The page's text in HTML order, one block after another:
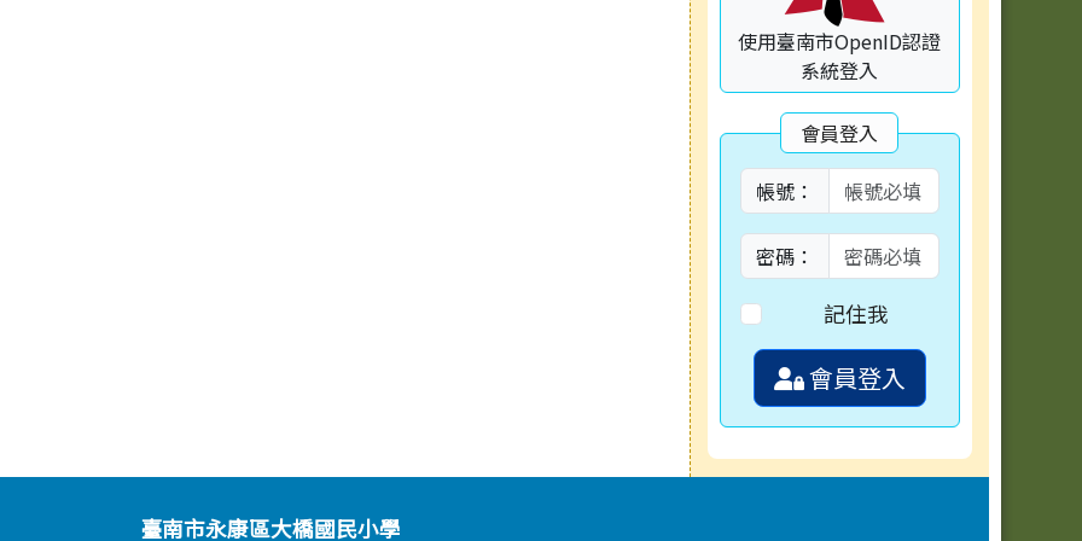
使用臺南市OpenID認證
系統登入
會員登入
帳號：
密碼：
記住我
會員登入
臺南市永康區大橋國民小學